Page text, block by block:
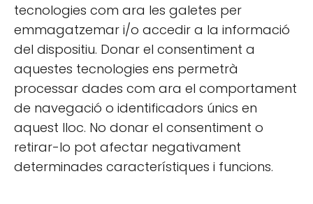
tecnologies com ara les galetes per
emmagatzemar i/o accedir a la informació
del dispositiu. Donar el consentiment a
aquestes tecnologies ens permetrà
processar dades com ara el comportament
de navegació o identificadors únics en
aquest lloc. No donar el consentiment o
retirar-lo pot afectar negativament
determinades característiques i funcions.
INFORMACIÓ LEGAL
Avís legal